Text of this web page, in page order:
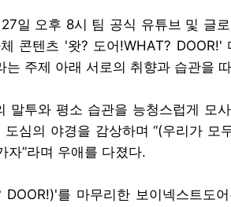
일 오후 8시 팀 공식 유튜브 및 글
콘텐츠 '왓? 도어!WHAT? DOOR!'
는 주제 아래 서로의 취향과 습관을
말투와 평소 습관을 능청스럽게 모
도심의 야경을 감상하며 “(우리가 모
자”라며 우애를 다졌다.
DOOR!)'를 마무리한 보이넥스트도